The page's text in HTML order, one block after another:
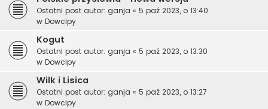
Ostatni post autor: ganja « 5 paź 2023, o 13:40
w Dowcipy
Kogut
Ostatni post autor: ganja « 5 paź 2023, o 13:30
w Dowcipy
Wilk i Lisica
Ostatni post autor: ganja « 5 paź 2023, o 13:27
w Dowcipy